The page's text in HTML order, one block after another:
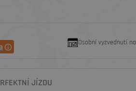
Osobní vyzvednutí na
JÍZDU